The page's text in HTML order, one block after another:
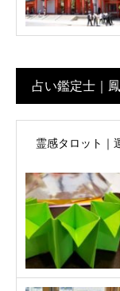
占い鑑定士｜
霊感タロット｜